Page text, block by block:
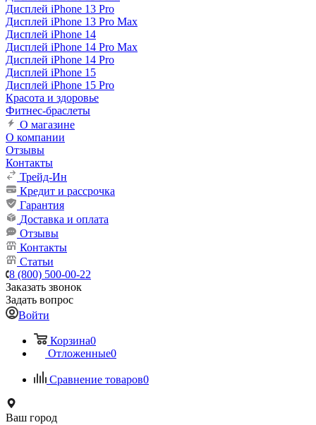
Дисплей iPhone 13 Pro
Дисплей iPhone 13 Pro Max
Дисплей iPhone 14
Дисплей iPhone 14 Pro Max
Дисплей iPhone 14 Pro
Дисплей iPhone 15
Дисплей iPhone 15 Pro
Красота и здоровье
Фитнес-браслеты
О магазине
О компании
Отзывы
Контакты
Трейд-Ин
Кредит и рассрочка
Гарантия
Доставка и оплата
Отзывы
Контакты
Статьи
8 (800) 500-00-22
Заказать звонок
Задать вопрос
Войти
Корзина0
Отложенные0
Сравнение товаров0
Ваш город